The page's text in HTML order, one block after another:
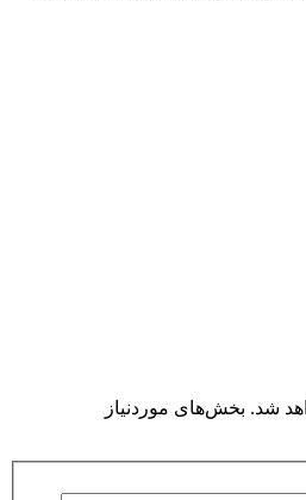
شد. بخش‌های موردنیاز